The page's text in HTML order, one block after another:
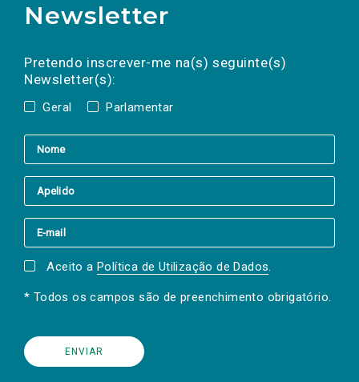
Newsletter
Pretendo inscrever-me na(s) seguinte(s)
Newsletter(s):
Geral Parlamentar
a(s) newsletter(s).
mail
Aceito a Política de Utilização de Dados.
* Todos os campos são de preenchimento obrigatório.